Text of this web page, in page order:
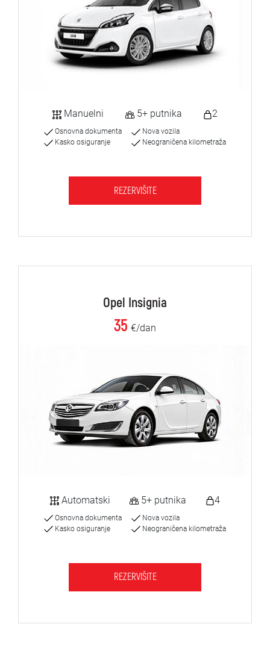
Manuelni 5+ putnika 2
Osnovna dokumenta
Kasko osiguranje
Nova vozila
Neograničena kilometraža
REZERVIŠITE
Opel Insignia
35 €/dan
Automatski 5+ putnika 4
Osnovna dokumenta
Kasko osiguranje
Nova vozila
Neograničena kilometraža
REZERVIŠITE